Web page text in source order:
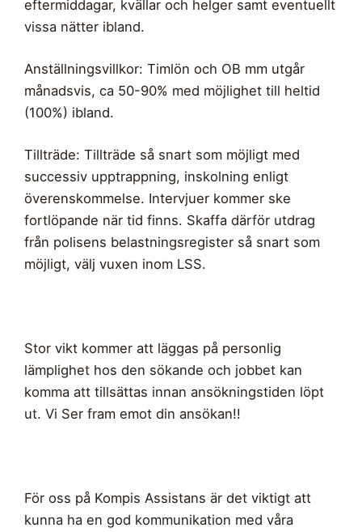
eftermiddagar, kvällar och helger samt eventuellt
vissa nätter ibland.
Anställningsvillkor: Timlön och OB mm utgår
månadsvis, ca 50-90% med möjlighet till heltid
(100%) ibland.
Tillträde: Tillträde så snart som möjligt med
successiv upptrappning, inskolning enligt
överenskommelse. Intervjuer kommer ske
fortlöpande när tid finns. Skaffa därför utdrag
från polisens belastningsregister så snart som
möjligt, välj vuxen inom LSS.
Stor vikt kommer att läggas på personlig
lämplighet hos den sökande och jobbet kan
komma att tillsättas innan ansökningstiden löpt
ut. Vi Ser fram emot din ansökan!!
För oss på Kompis Assistans är det viktigt att
kunna ha en god kommunikation med våra